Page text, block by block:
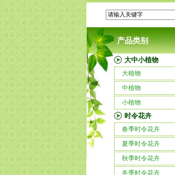
产品类别
大中小植物
大植物
中植物
小植物
时令花卉
春季时令花卉
夏季时令花卉
秋季时令花卉
冬季时令花卉